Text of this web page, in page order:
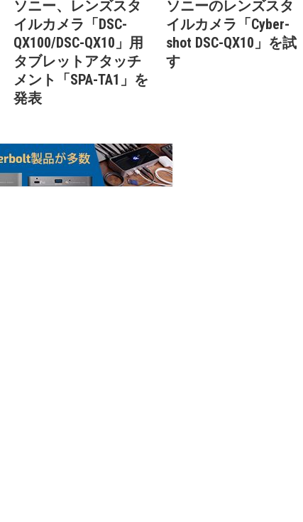
ソニー、レンズスタ
イルカメラ「DSC-
QX100/DSC-QX10」用
タブレットアタッチ
メント「SPA-TA1」を
発表
ソニーのレンズスタ
イルカメラ「Cyber-
shot DSC-QX10」を試
す